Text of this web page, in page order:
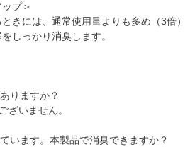
プ＞
きには、通常使用量よりも多め（3倍）
しっかり消臭します。
りますか？
ざいません。
います。本製品で消臭できますか？